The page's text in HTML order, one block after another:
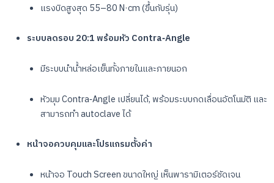
แรงบิดสูงสุด 55–80 N·cm (ขึ้นกับรุ่น)
ระบบลดรอบ 20:1 พร้อมหัว Contra‑Angle
มีระบบนำน้ำหล่อเย็นทั้งภายในและภายนอก
หัวมุม Contra‑Angle เปลี่ยนได้, พร้อมระบบกดเลื่อนอัตโนมัติ และ
สามารถทำ autoclave ได้
หน้าจอควบคุมและโปรแกรมตั้งค่า
หน้าจอ Touch Screen ขนาดใหญ่ เห็นพารามิเตอร์ชัดเจน